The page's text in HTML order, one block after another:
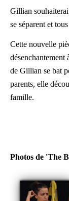
Gillian
se séparent et
Cette nouvelle
désenchantement
de Gillian se bat
parents, elle
famille.
Photos de 'The